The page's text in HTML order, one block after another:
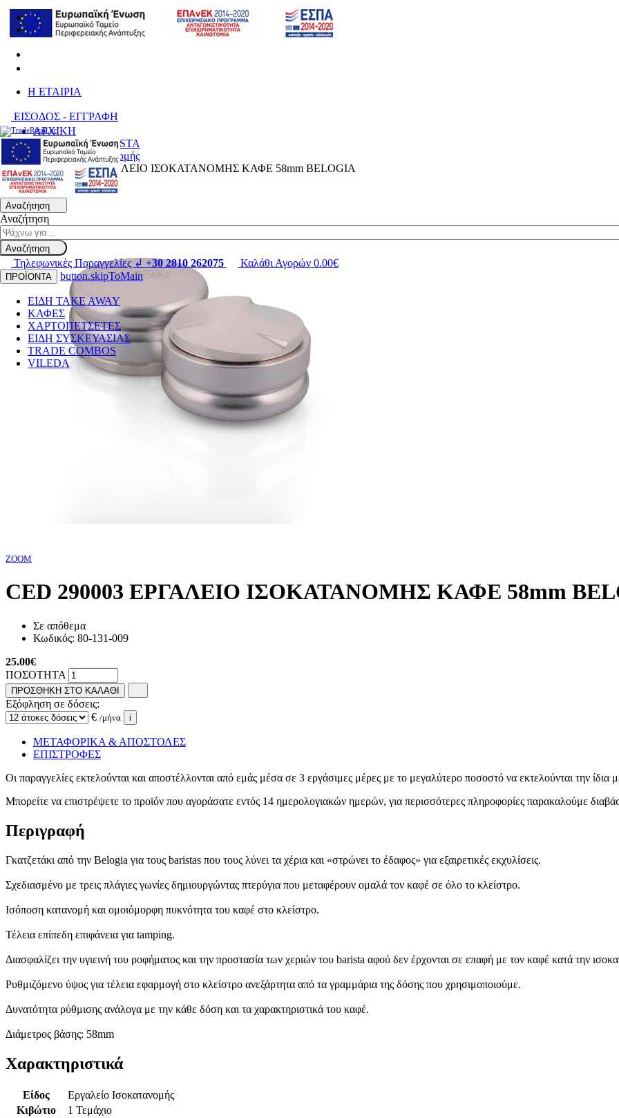
EL
EN
H ΕΤΑΙΡΙΑ
ΕΙΣΟΔΟΣ - ΕΓΓΡΑΦΗ
Αναζήτηση
Αναζήτηση
Αναζήτηση
Τηλεφωνικές Παραγγελίες ↲ +30 2810 262075 Καλάθι Αγορών 0.00€
ΠΡΟΪΟΝΤΑ button.skipToMain
ΕΙΔΗ TAKE AWAY
ΚΑΦΕΣ
ΧΑΡΤΟΠΕΤΣΕΤΕΣ
ΕΙΔΗ ΣΥΣΚΕΥΑΣΙΑΣ
TRADE COMBOS
VILEDA
ΑΡΧΙΚΗ
ΑΞΕΣΟΥΑΡ BARISTA
Εργαλείο Ισοκατανομής
CED 290003 ΕΡΓΑΛΕΙΟ ΙΣΟΚΑΤΑΝΟΜΗΣ ΚΑΦΕ 58mm BELOGIA
ZOOM
CED 290003 ΕΡΓΑΛΕΙΟ ΙΣΟΚΑΤΑΝΟΜΗΣ ΚΑΦΕ 58mm
Σε απόθεμα
Κωδικός: 80-131-009
25.00€
ΠΟΣΟΤΗΤΑ
ΠΡΟΣΘΗΚΗ ΣΤΟ ΚΑΛΑΘΙ
Εξόφληση σε δόσεις:
€ /μήνα i
ΜΕΤΑΦΟΡΙΚΑ & ΑΠΟΣΤΟΛΕΣ
ΕΠΙΣΤΡΟΦΕΣ
Οι παραγγελίες εκτελούνται και αποστέλλονται από εμάς μέσα σε 3 εργάσιμες μέρες με το μεγαλύτερο ποσοστό να εκτελούνται την ίδια
Μπορείτε να επιστρέψετε το προϊόν που αγοράσατε εντός 14 ημερολογιακών ημερών, για περισσότερες πληροφορίες παρακαλούμε
Περιγραφή
Γκατζετάκι από την Belogia για τους baristas που τους λύνει τα χέρια και «στρώνει το έδαφος» για εξαιρετικές εκχυλίσεις.
Σχεδιασμένο με τρεις πλάγιες γωνίες δημιουργώντας πτερύγια που μεταφέρουν ομαλά τον καφέ σε όλο το κλείστρο.
Ισόποση κατανομή και ομοιόμορφη πυκνότητα του καφέ στο κλείστρο.
Τέλεια επίπεδη επιφάνεια για tamping.
Διασφαλίζει την υγιεινή του ροφήματος και την προστασία των χεριών του barista αφού δεν έρχονται σε επαφή με τον καφέ κατά την
Ρυθμιζόμενο ύψος για τέλεια εφαρμογή στο κλείστρο ανεξάρτητα από τα γραμμάρια της δόσης που χρησιμοποιούμε.
Δυνατότητα ρύθμισης ανάλογα με την κάθε δόση και τα χαρακτηριστικά του καφέ.
Διάμετρος βάσης: 58mm
Χαρακτηριστικά
Είδος
Εργαλείο Ισοκατανομής
Κιβώτιο
1 Τεμάχιο